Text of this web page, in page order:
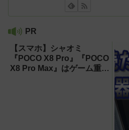
PR
【スマホ】シャオミ
『POCO X8 Pro』『POCO
X8 Pro Max』はゲーム重視